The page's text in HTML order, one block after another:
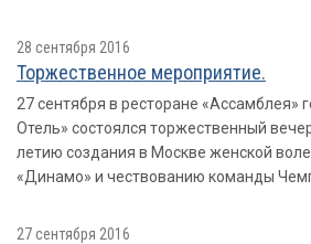
28 сентября 2016
Торжественное мероприятие.
27 сентября в ресторане «Ассамблея»
Отель» состоялся торжественный
летию создания в Москве женской
«Динамо» и чествованию команды
27 сентября 2016